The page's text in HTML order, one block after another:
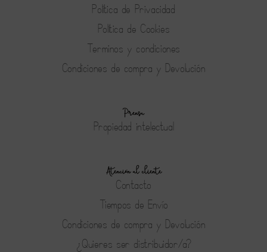
Política de Privacidad
Política de Cookies
Terminos y condiciones
Condiciones de compra y Devolución
Prensa
Propiedad intelectual
Atención al cliente
Contacto
Tiempos de Envío
Condiciones de compra y Devolución
¿Quieres ser distribuidor/a?